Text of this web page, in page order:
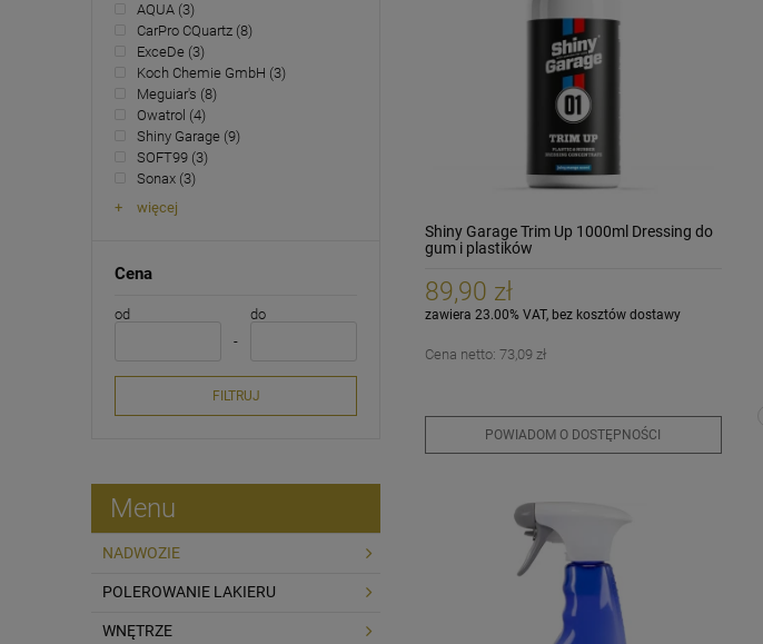
AQUA (3)
CarPro CQuartz (8)
ExceDe (3)
Koch Chemie GmbH (3)
Meguiar's (8)
Owatrol (4)
Shiny Garage (9)
SOFT99 (3)
Sonax (3)
więcej
Cena
od do
FILTRUJ
Menu
NADWOZIE
POLEROWANIE LAKIERU
WNĘTRZE
Shiny Garage Trim Up 1000ml Dressing do
gum i plastików
89,90 zł
zawiera 23.00% VAT, bez kosztów dostawy
Cena netto: 73,09 zł
POWIADOM O DOSTĘPNOŚCI